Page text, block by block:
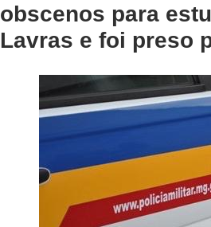
obscenos para
Lavras e foi preso